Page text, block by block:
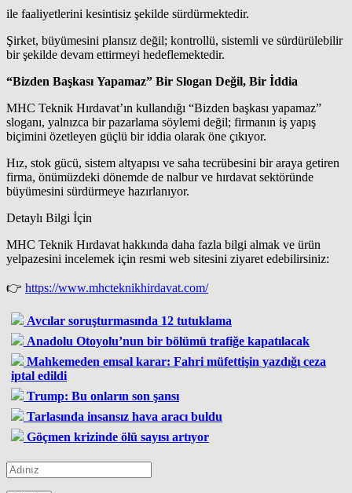
ile faaliyetlerini kesintisiz şekilde sürdürmektedir.
Şirket, büyümesini plansız değil; kontrollü, sistemli ve sürdürülebilir
bir şekilde devam ettirmeyi hedeflemektedir.
“Bizden Başkası Yapamaz” Bir Slogan Değil, Bir İddia
MHC Teknik Hırdavat’ın kullandığı “Bizden başkası yapamaz”
sloganı, yalnızca bir pazarlama söylemi değil; firmanın iş yapış
biçimini özetleyen güçlü bir iddia olarak öne çıkıyor.
Hız, stok gücü, sistem altyapısı ve saha tecrübesini bir araya getiren
firma, önümüzdeki dönemde de nalbur ve hırdavat sektöründe
büyümesini sürdürmeye hazırlanıyor.
Detaylı Bilgi İçin
MHC Teknik Hırdavat hakkında daha fazla bilgi almak ve ürün
yelpazesini incelemek için resmi web sitesini ziyaret edebilirsiniz:
👉 https://www.mhcteknikhirdavat.com/
Avcılar soruşturmasında 12 tutuklama
Anadolu Otoyolu’nun bir bölümü trafiğe kapatılacak
Mahkemeden emsal karar: Fahri müfettişin yazdığı ceza
iptal edildi
Trump: Bu onların son şansı
Tarlasında insansız hava aracı buldu
Göçmen krizinde ölü sayısı artıyor